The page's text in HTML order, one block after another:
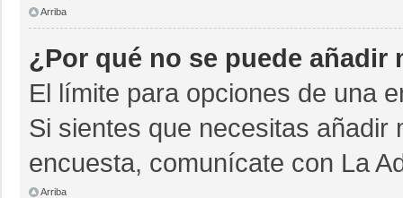
Arriba
¿Por qué no se puede añadir
El límite para opciones de una
Si sientes que necesitas añadir
encuesta, comunícate con La
Arriba